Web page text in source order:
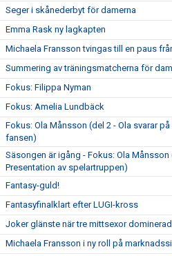
Seger i skånederbyt för damerna
Emma Rask ny lagkapten
Michaela Fransson tvingas till en paus
Summering av träningsmatcherna för
Fokus: Filippa Nyman
Fokus: Amelia Lundbäck
Fokus: Ola Månsson (del 2 - Ola svarar
fansen)
Säsongen är igång - Fokus: Ola Månsson
Presentation av spelartruppen)
Fantasy-guld!
Fantasyfinalklart efter LUGI-kross
Joker glänste när tre mittsexor
Michaela Fransson i ny roll på